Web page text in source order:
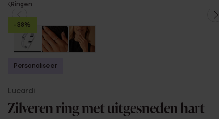
You
are
here:
Ringen
-38%
Personaliseer
Lucardi
Zilveren ring met uitgesneden hart